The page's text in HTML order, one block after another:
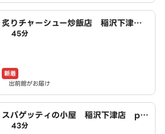
炙りチャーシュー炒飯店 稲沢下津
店 powered by LAWSON
45分
新着
出前館がお届け
スパゲッティの小屋 稲沢下津店 po
wered by LAWSON
43分